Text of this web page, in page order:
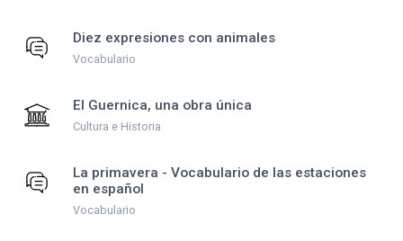
Diez expresiones con animales
Vocabulario
El Guernica, una obra única
Cultura e Historia
La primavera - Vocabulario de las estaciones
en español
Vocabulario